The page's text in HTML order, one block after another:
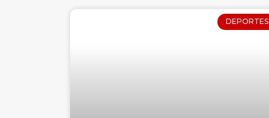
DEPORTES